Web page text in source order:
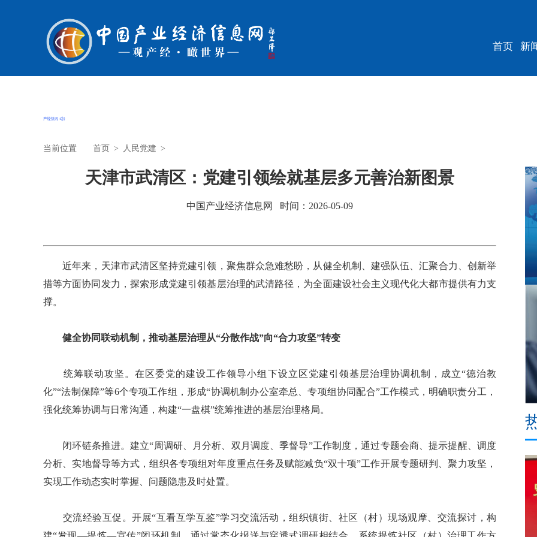
首页 新
当前位置 首页 > 人民党建 >
天津市武清区：党建引领绘就基层多元善治新图景
中国产业经济信息网 时间：2026-05-09
近年来，天津市武清区坚持党建引领，聚焦群众急难愁盼，从健全机制、建强队伍、汇聚合力、创新举
措等方面协同发力，探索形成党建引领基层治理的武清路径，为全面建设社会主义现代化大都市提供有力支
撑。
健全协同联动机制，推动基层治理从“分散作战”向“合力攻坚”转变
统筹联动攻坚。在区委党的建设工作领导小组下设立区党建引领基层治理协调机制，成立“德治教
化”“法制保障”等6个专项工作组，形成“协调机制办公室牵总、专项组协同配合”工作模式，明确职责分工，
强化统筹协调与日常沟通，构建“一盘棋”统筹推进的基层治理格局。
闭环链条推进。建立“周调研、月分析、双月调度、季督导”工作制度，通过专题会商、提示提醒、调度
分析、实地督导等方式，组织各专项组对年度重点任务及赋能减负“双十项”工作开展专题研判、聚力攻坚，
实现工作动态实时掌握、问题隐患及时处置。
交流经验互促。开展“互看互学互鉴”学习交流活动，组织镇街、社区（村）现场观摩、交流探讨，构